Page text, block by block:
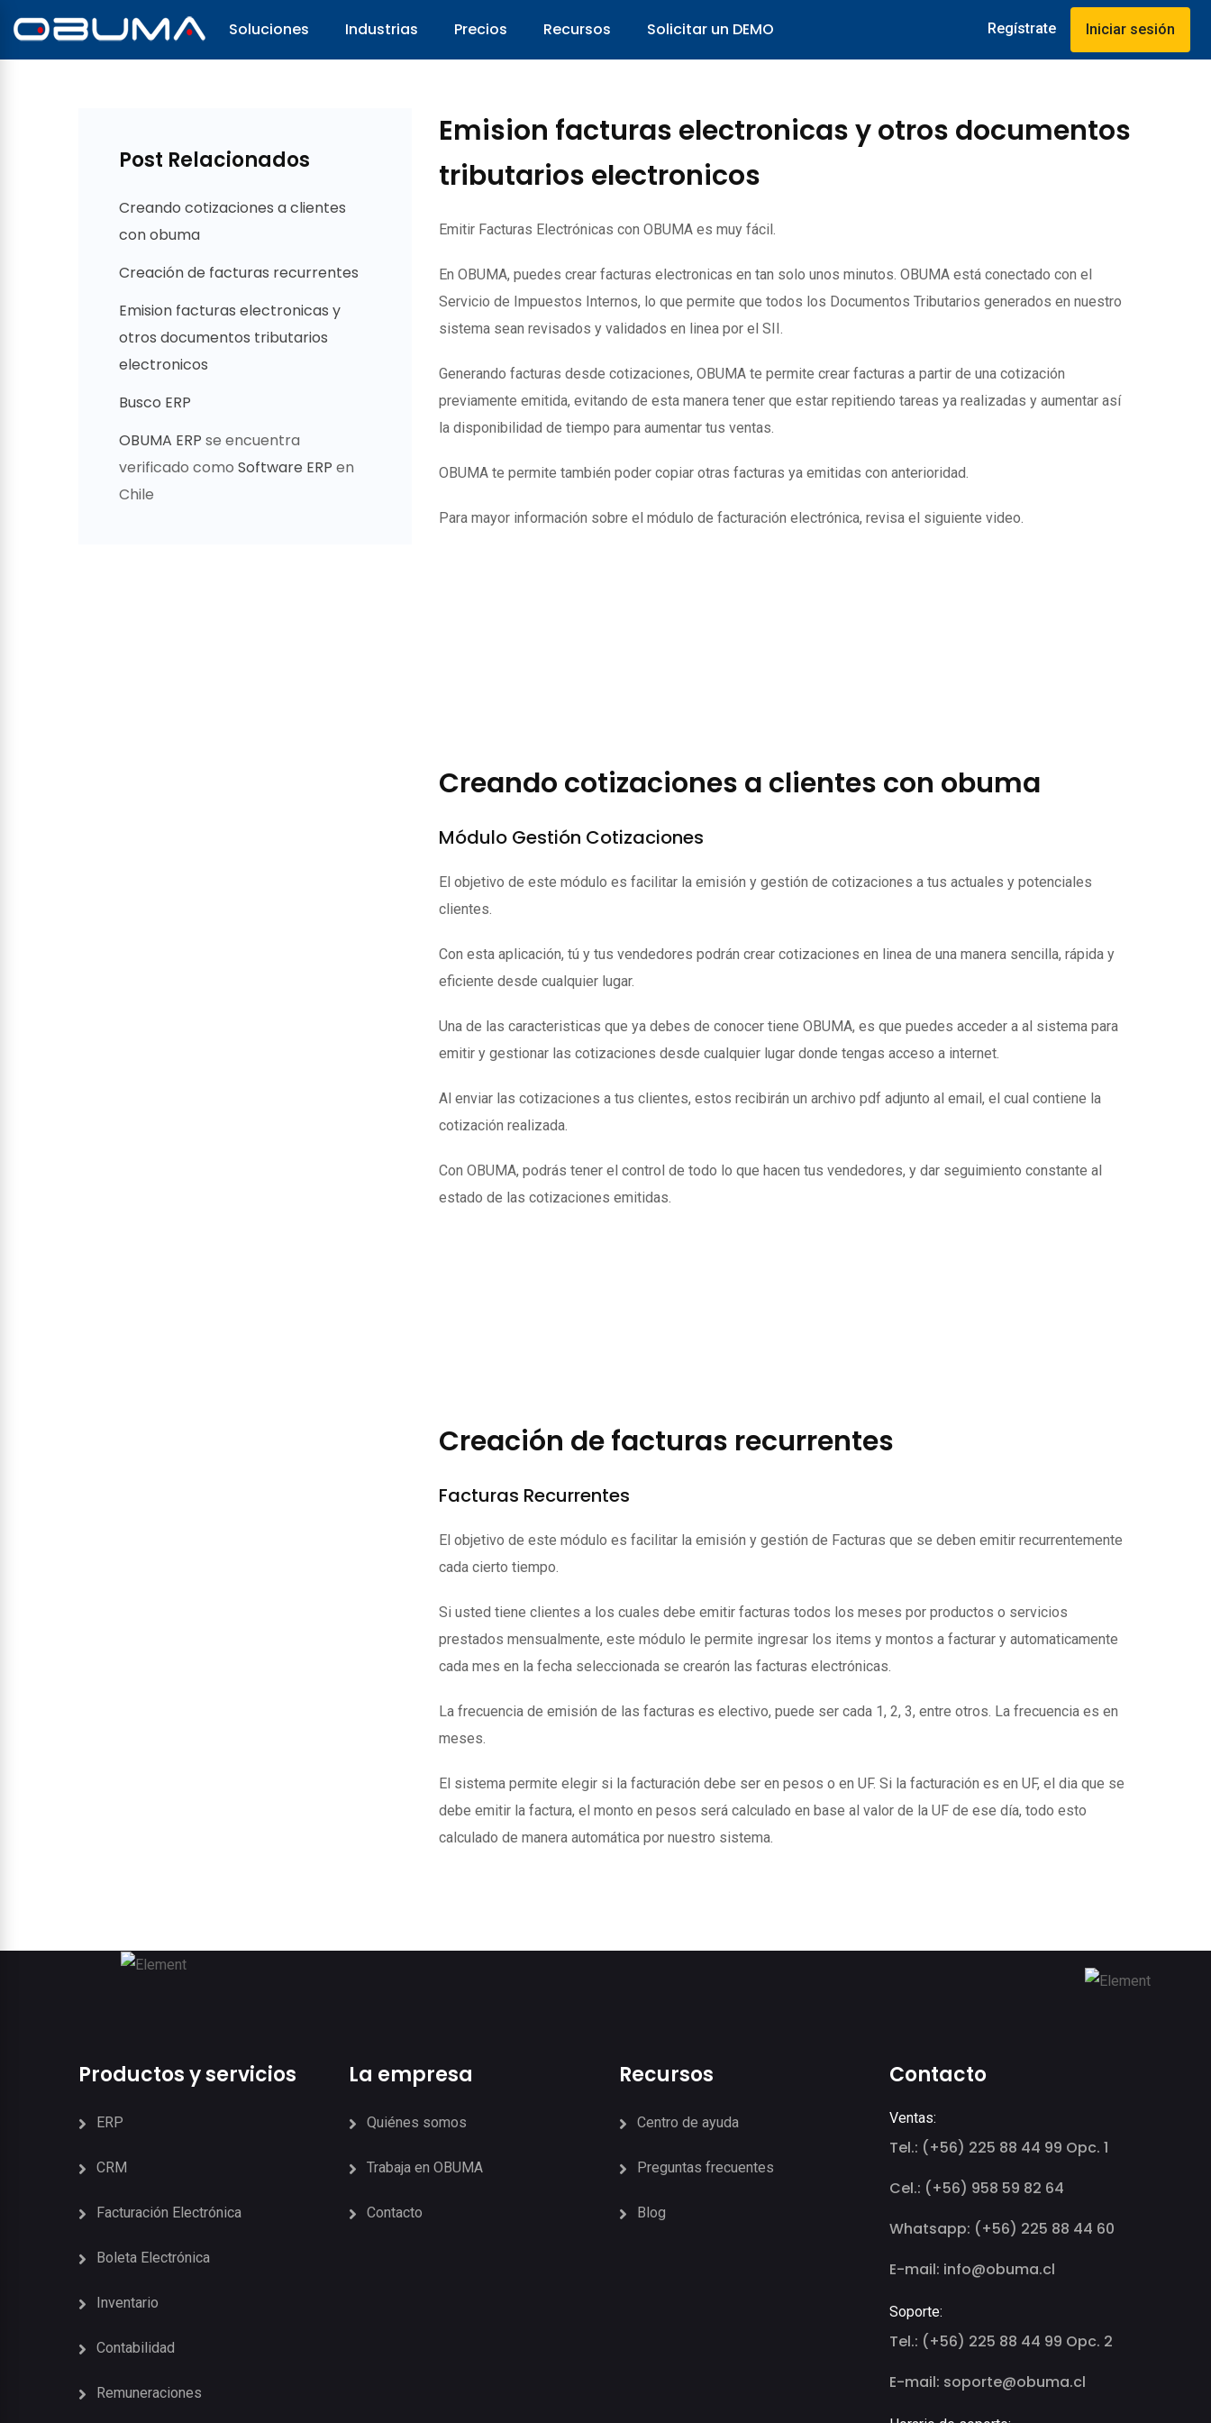
Soluciones Industrias Precios Recursos Solicitar un DEMO Regístrate Iniciar sesión
Emision facturas electronicas y otros documentos
tributarios electronicos
Emitir Facturas Electrónicas con OBUMA es muy fácil.
En OBUMA, puedes crear facturas electronicas en tan solo unos minutos. OBUMA está conectado con el
Servicio de Impuestos Internos, lo que permite que todos los Documentos Tributarios generados en nuestro
sistema sean revisados y validados en linea por el SII.
Generando facturas desde cotizaciones, OBUMA te permite crear facturas a partir de una cotización
previamente emitida, evitando de esta manera tener que estar repitiendo tareas ya realizadas y aumentar así
la disponibilidad de tiempo para aumentar tus ventas.
OBUMA te permite también poder copiar otras facturas ya emitidas con anterioridad.
Para mayor información sobre el módulo de facturación electrónica, revisa el siguiente video.
Post Relacionados
Creando cotizaciones a clientes
con obuma
Creación de facturas recurrentes
Emision facturas electronicas y
otros documentos tributarios
electronicos
Busco ERP
OBUMA ERP se encuentra
verificado como Software ERP en
Chile
Creando cotizaciones a clientes con obuma
Módulo Gestión Cotizaciones
El objetivo de este módulo es facilitar la emisión y gestión de cotizaciones a tus actuales y potenciales
clientes.
Con esta aplicación, tú y tus vendedores podrán crear cotizaciones en linea de una manera sencilla, rápida y
eficiente desde cualquier lugar.
Una de las caracteristicas que ya debes de conocer tiene OBUMA, es que puedes acceder a al sistema para
emitir y gestionar las cotizaciones desde cualquier lugar donde tengas acceso a internet.
Al enviar las cotizaciones a tus clientes, estos recibirán un archivo pdf adjunto al email, el cual contiene la
cotización realizada.
Con OBUMA, podrás tener el control de todo lo que hacen tus vendedores, y dar seguimiento constante al
estado de las cotizaciones emitidas.
Creación de facturas recurrentes
Facturas Recurrentes
El objetivo de este módulo es facilitar la emisión y gestión de Facturas que se deben emitir recurrentemente
cada cierto tiempo.
Si usted tiene clientes a los cuales debe emitir facturas todos los meses por productos o servicios
prestados mensualmente, este módulo le permite ingresar los items y montos a facturar y automaticamente
cada mes en la fecha seleccionada se crearón las facturas electrónicas.
La frecuencia de emisión de las facturas es electivo, puede ser cada 1, 2, 3, entre otros. La frecuencia es en
meses.
El sistema permite elegir si la facturación debe ser en pesos o en UF. Si la facturación es en UF, el dia que se
debe emitir la factura, el monto en pesos será calculado en base al valor de la UF de ese día, todo esto
calculado de manera automática por nuestro sistema.
Productos y servicios
ERP
CRM
Facturación Electrónica
Boleta Electrónica
Inventario
Contabilidad
Remuneraciones
La empresa
Quiénes somos
Trabaja en OBUMA
Contacto
Recursos
Centro de ayuda
Preguntas frecuentes
Blog
Contacto
Ventas:
Tel.: (+56) 225 88 44 99 Opc. 1
Cel.: (+56) 958 59 82 64
Whatsapp: (+56) 225 88 44 60
E-mail: info@obuma.cl
Soporte:
Tel.: (+56) 225 88 44 99 Opc. 2
E-mail: soporte@obuma.cl